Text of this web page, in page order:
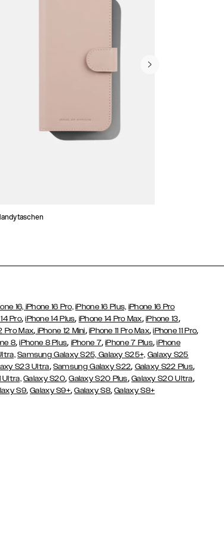
16, iPhone 16 Pro, iPhone 16 Plus, iPhone 16 Pro
Pro,iPhone 14 Plus, iPhone 14 Pro Max, iPhone 13,
Pro Max, iPhone 12 Mini, iPhone 11 Pro Max,iPhone 11 Pro,
8,iPhone 8 Plus, iPhone 7,iPhone 7 Plus,iPhone
Samsung Galaxy S25, Galaxy S25+, Galaxy S25
S23 Ultra, Samsung Galaxy S22, Galaxy S22 Plus,
Ultra, Galaxy S20,Galaxy S20 Plus, Galaxy S20 Ultra,
S9,Galaxy S9+,Galaxy S8,Galaxy S8+